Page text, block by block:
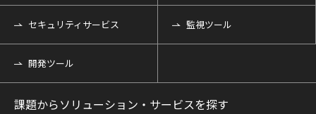
セキュリティサービス 監視ツール
開発ツール
課題からソリューション・サービスを探す